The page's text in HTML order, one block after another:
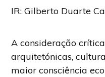
IR: Gilberto Duarte
A consideração
arquitetónicas,
maior consciência